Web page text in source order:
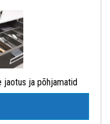
jaotus ja põhjamatid